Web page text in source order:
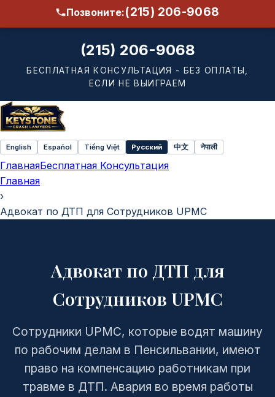
Позвоните:(215) 206-9068
(215) 206-9068
БЕСПЛАТНАЯ КОНСУЛЬТАЦИЯ - БЕЗ ОПЛАТЫ,
ЕСЛИ НЕ ВЫИГРАЕМ
Select
language
English Español Tiếng Việt Русский 中文 नेपाली
ГлавнаяБесплатная Консультация
Главная
›
Адвокат по ДТП для Сотрудников UPMC
Адвокат по ДТП для
Сотрудников UPMC
Сотрудники UPMC, которые водят машину
по рабочим делам в Пенсильвании, имеют
право на компенсацию работникам при
травме в ДТП. Авария во время работы